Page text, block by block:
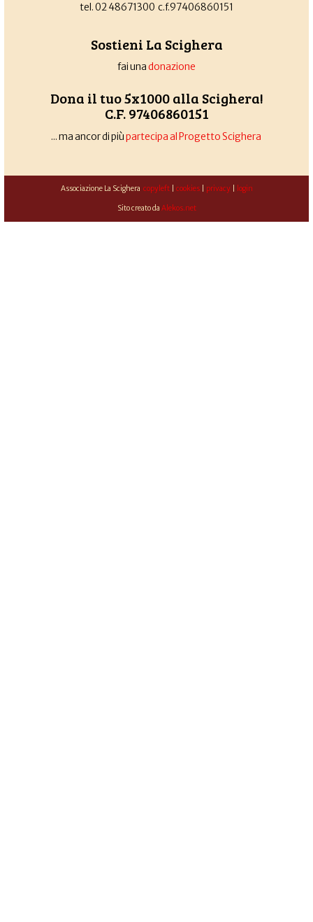
tel. 02 48671300 c.f.97406860151
Sostieni La Scighera
fai unadonazione
Dona il tuo 5x1000 alla Scighera!
C.F. 97406860151
... ma ancor di piùpartecipa al Progetto Scighera
Associazione La Scighera copyleft| cookies| privacy| login
Sito creato da Alekos.net